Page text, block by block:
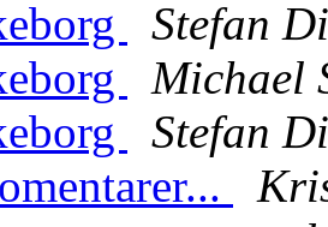
Stefan
Michael
Stefan